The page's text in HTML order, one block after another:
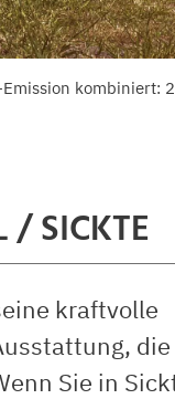
kombiniert:
/ SICKTE
kraftvolle
Sie in